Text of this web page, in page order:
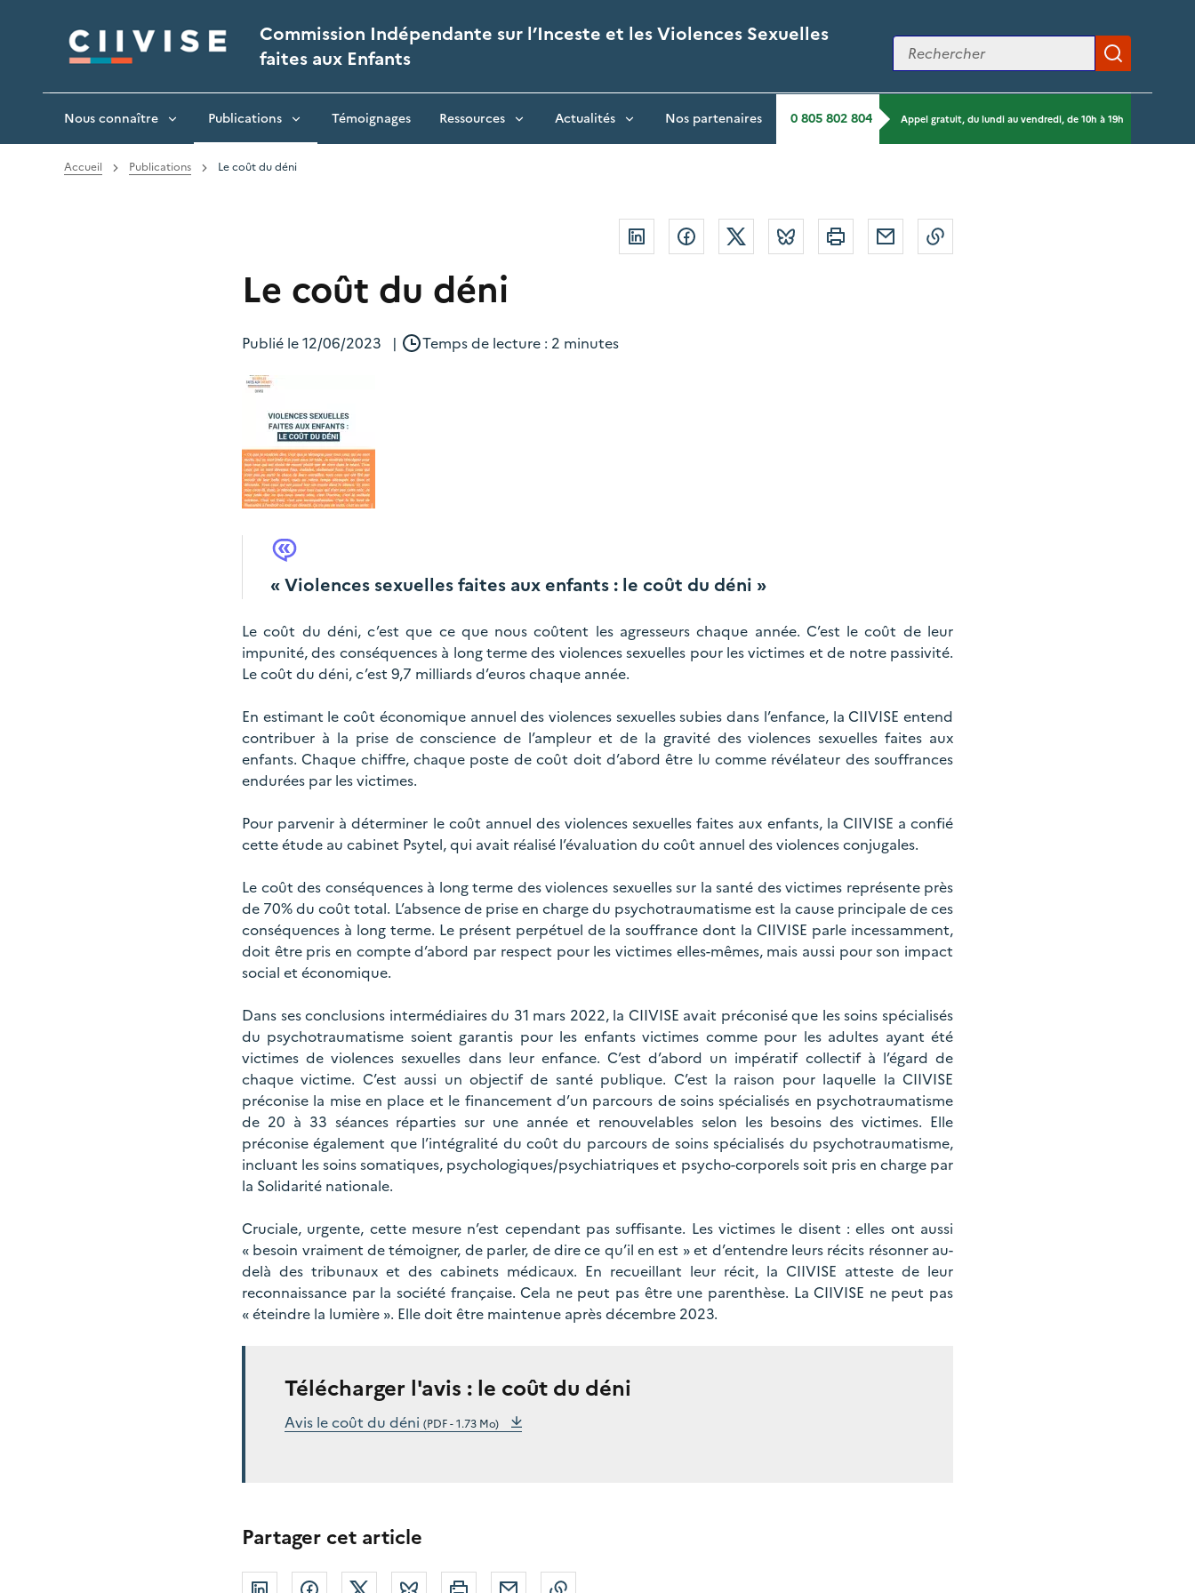
Commission Indépendante sur l’Inceste et les Violences Sexuelles
faites aux Enfants
Rechercher
Nous connaître Publications Témoignages Ressources Actualités Nos partenaires 0 805 802 804 Appel gratuit, du lundi au vendredi, de 10h à 19h
Accueil Publications Le coût du déni
Linkedin FacebookTwitter Bluesky Imprimer Courriel
Le coût du déni
Publié le12/06/2023 | Temps de lecture : 2 minutes
« Violences sexuelles faites aux enfants : le coût du déni »
Le coût du déni, c’est que ce que nous coûtent les agresseurs chaque année. C’est le coût de leur
impunité, des conséquences à long terme des violences sexuelles pour les victimes et de notre passivité.
Le coût du déni, c’est 9,7 milliards d’euros chaque année.
En estimant le coût économique annuel des violences sexuelles subies dans l’enfance, la CIIVISE entend
contribuer à la prise de conscience de l’ampleur et de la gravité des violences sexuelles faites aux
enfants. Chaque chiffre, chaque poste de coût doit d’abord être lu comme révélateur des souffrances
endurées par les victimes.
Pour parvenir à déterminer le coût annuel des violences sexuelles faites aux enfants, la CIIVISE a confié
cette étude au cabinet Psytel, qui avait réalisé l’évaluation du coût annuel des violences conjugales.
Le coût des conséquences à long terme des violences sexuelles sur la santé des victimes représente près
de 70% du coût total. L’absence de prise en charge du psychotraumatisme est la cause principale de ces
conséquences à long terme. Le présent perpétuel de la souffrance dont la CIIVISE parle incessamment,
doit être pris en compte d’abord par respect pour les victimes elles-mêmes, mais aussi pour son impact
social et économique.
Dans ses conclusions intermédiaires du 31 mars 2022, la CIIVISE avait préconisé que les soins spécialisés
du psychotraumatisme soient garantis pour les enfants victimes comme pour les adultes ayant été
victimes de violences sexuelles dans leur enfance. C’est d’abord un impératif collectif à l’égard de
chaque victime. C’est aussi un objectif de santé publique. C’est la raison pour laquelle la CIIVISE
préconise la mise en place et le financement d’un parcours de soins spécialisés en psychotraumatisme
de 20 à 33 séances réparties sur une année et renouvelables selon les besoins des victimes. Elle
préconise également que l’intégralité du coût du parcours de soins spécialisés du psychotraumatisme,
incluant les soins somatiques, psychologiques/psychiatriques et psycho-corporels soit pris en charge par
la Solidarité nationale.
Cruciale, urgente, cette mesure n’est cependant pas suffisante. Les victimes le disent : elles ont aussi
« besoin vraiment de témoigner, de parler, de dire ce qu’il en est » et d’entendre leurs récits résonner au-
delà des tribunaux et des cabinets médicaux. En recueillant leur récit, la CIIVISE atteste de leur
reconnaissance par la société française. Cela ne peut pas être une parenthèse. La CIIVISE ne peut pas
« éteindre la lumière ». Elle doit être maintenue après décembre 2023.
Télécharger l'avis : le coût du déni
Avis le coût du déni (PDF - 1.73 Mo)
Partager cet article